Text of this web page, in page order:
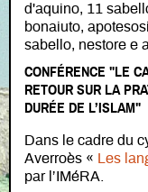
d'aquino, 11
bonaiuto,
sabello, nestore e
CONFÉRENCE "LE
RETOUR SUR LA
DURÉE DE L’ISLAM"
Dans le cadre du
Averroès «
Les
par l’IMéRA.